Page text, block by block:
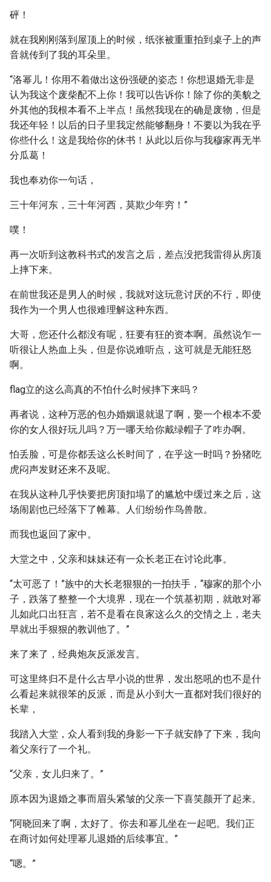
砰！
就在我刚刚落到屋顶上的时候，纸张被重重拍到桌子上的声
音就传到了我的耳朵里。
“洛幂儿！你用不着做出这份强硬的姿态！你想退婚无非是
认为我这个废柴配不上你！我可以告诉你！除了你的美貌之
外其他的我根本看不上半点！虽然我现在的确是废物，但是
我还年轻！以后的日子里我定然能够翻身！不要以为我在乎
你些什么！这是我给你的休书！从此以后你与我穆家再无半
分瓜葛！
我也奉劝你一句话，
三十年河东，三十年河西，莫欺少年穷！”
噗！
再一次听到这教科书式的发言之后，差点没把我雷得从房顶
上摔下来。
在前世我还是男人的时候，我就对这玩意讨厌的不行，即使
我作为一个男人也很难理解这种东西。
大哥，您还什么都没有呢，狂要有狂的资本啊。虽然说乍一
听很让人热血上头，但是你说难听点，这可就是无能狂怒
啊。
flag立的这么高真的不怕什么时候摔下来吗？
再者说，这种万恶的包办婚姻退就退了啊，娶一个根本不爱
你的女人很好玩儿吗？万一哪天给你戴绿帽子了咋办啊。
怕丢脸，可是你都丢这么长时间了，在乎这一时吗？扮猪吃
虎闷声发财还来不及呢。
在我从这种几乎快要把房顶扣塌了的尴尬中缓过来之后，这
场闹剧也已经落下了帷幕。人们纷纷作鸟兽散。
而我也返回了家中。
大堂之中，父亲和妹妹还有一众长老正在讨论此事。
“太可恶了！”族中的大长老狠狠的一拍扶手，“穆家的那个小
子，跌落了整整一个大境界，现在一个筑基初期，就敢对幂
儿如此口出狂言，若不是看在良家这么久的交情之上，老夫
早就出手狠狠的教训他了。”
来了来了，经典炮灰反派发言。
可这里终归不是什么古早小说的世界，发出怒吼的也不是什
么看起来就很笨的反派，而是从小到大一直都对我们很好的
长辈，
我踏入大堂，众人看到我的身影一下子就安静了下来，我向
着父亲行了一个礼。
“父亲，女儿归来了。”
原本因为退婚之事而眉头紧皱的父亲一下喜笑颜开了起来。
“阿晓回来了啊，太好了。你去和幂儿坐在一起吧。我们正
在商讨如何处理幂儿退婚的后续事宜。”
“嗯。”